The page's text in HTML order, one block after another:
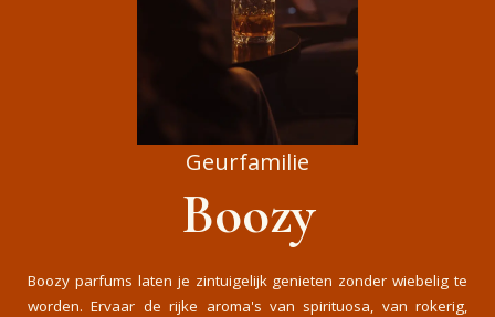
Geurfamilie
Boozy
Boozy parfums laten je zintuigelijk genieten zonder wiebelig te
worden. Ervaar de rijke aroma's van spirituosa, van rokerig,